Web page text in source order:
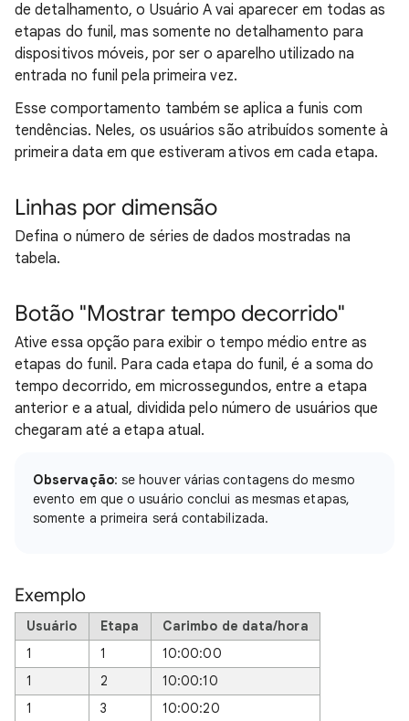
de detalhamento, o Usuário A vai aparecer em todas as
etapas do funil, mas somente no detalhamento para
dispositivos móveis, por ser o aparelho utilizado na
entrada no funil pela primeira vez.
Esse comportamento também se aplica a funis com
tendências. Neles, os usuários são atribuídos somente à
primeira data em que estiveram ativos em cada etapa.
Linhas por dimensão
Defina o número de séries de dados mostradas na
tabela.
Botão "Mostrar tempo decorrido"
Ative essa opção para exibir o tempo médio entre as
etapas do funil. Para cada etapa do funil, é a soma do
tempo decorrido, em microssegundos, entre a etapa
anterior e a atual, dividida pelo número de usuários que
chegaram até a etapa atual.
Observação: se houver várias contagens do mesmo
evento em que o usuário conclui as mesmas etapas,
somente a primeira será contabilizada.
Exemplo
Usuário Etapa
Carimbo de data/hora
1
1
10:00:00
1
2
10:00:10
1
3
10:00:20